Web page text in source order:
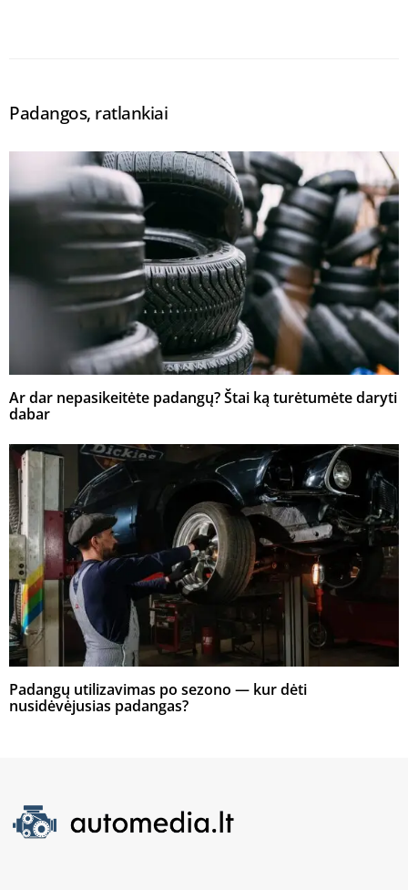
Padangos, ratlankiai
Ar dar nepasikeitėte padangų? Štai ką turėtumėte daryti
dabar
Padangų utilizavimas po sezono — kur dėti
nusidėvėjusias padangas?